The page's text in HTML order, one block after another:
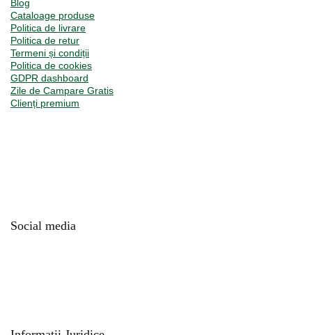
Blog
Cataloage produse
Politica de livrare
Politica de retur
Termeni și condiții
Politica de cookies
GDPR dashboard
Zile de Campare Gratis
Clienți premium
Social media